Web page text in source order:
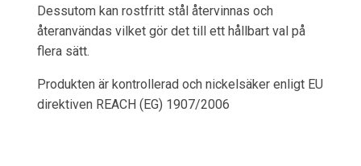
Dessutom kan rostfritt stål återvinnas och
återanvändas vilket gör det till ett hållbart val på
flera sätt.
Produkten är kontrollerad och nickelsäker enligt EU
direktiven REACH (EG) 1907/2006